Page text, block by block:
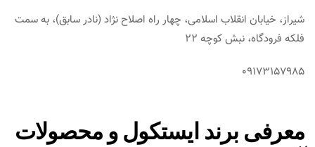
شیراز، خیابان انقلاب اسلامی، چهار راه اصلاح نژاد (نادر سابق)، به سمت
فلکه فرودگاه، نبش کوچه 22
09173157985
معرفی برند ایستکول و محصولات